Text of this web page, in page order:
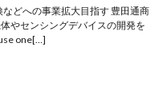
どへの事業拡大目指す 豊田通商
やセンシングデバイスの開発を
one[…]